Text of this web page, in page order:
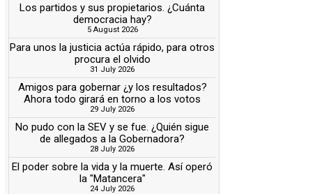
Los partidos y sus propietarios. ¿Cuánta
democracia hay?
5 August 2026
Para unos la justicia actúa rápido, para otros
procura el olvido
31 July 2026
Amigos para gobernar ¿y los resultados?
Ahora todo girará en torno a los votos
29 July 2026
No pudo con la SEV y se fue. ¿Quién sigue
de allegados a la Gobernadora?
28 July 2026
El poder sobre la vida y la muerte. Así operó
la "Matancera"
24 July 2026